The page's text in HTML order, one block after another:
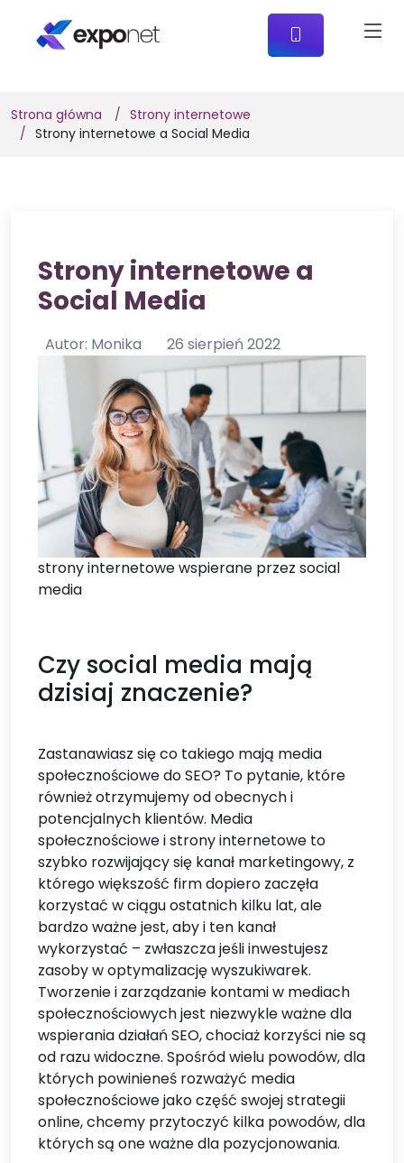
Strona główna
Strony internetowe
Strony internetowe a Social Media
Strony internetowe a
Social Media
Autor: Monika 26 sierpień 2022
strony internetowe wspierane przez social
media
Czy social media mają
dzisiaj znaczenie?
Zastanawiasz się co takiego mają media
społecznościowe do SEO? To pytanie, które
również otrzymujemy od obecnych i
potencjalnych klientów. Media
społecznościowe i strony internetowe to
szybko rozwijający się kanał marketingowy, z
którego większość firm dopiero zaczęła
korzystać w ciągu ostatnich kilku lat, ale
bardzo ważne jest, aby i ten kanał
wykorzystać – zwłaszcza jeśli inwestujesz
zasoby w optymalizację wyszukiwarek.
Tworzenie i zarządzanie kontami w mediach
społecznościowych jest niezwykle ważne dla
wspierania działań SEO, chociaż korzyści nie są
od razu widoczne. Spośród wielu powodów, dla
których powinieneś rozważyć media
społecznościowe jako część swojej strategii
online, chcemy przytoczyć kilka powodów, dla
których są one ważne dla pozycjonowania.